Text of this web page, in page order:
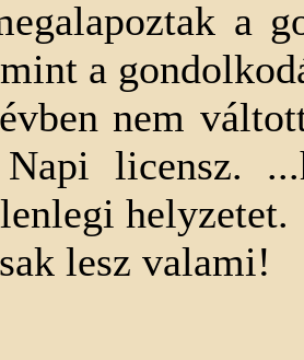
a
a
nem
licensz.
helyzetet.
lesz valami!